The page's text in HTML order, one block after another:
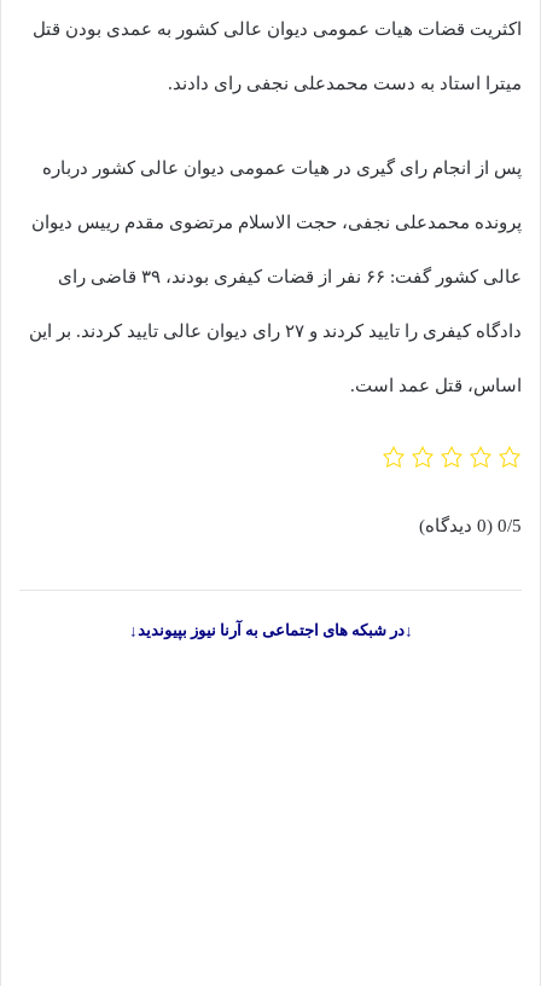
اکثریت قضات هیات عمومی دیوان عالی کشور به عمدی بودن قتل
میترا استاد به دست محمدعلی نجفی رای دادند.
پس از انجام رای گیری در هیات عمومی دیوان عالی کشور درباره
پرونده محمدعلی نجفی، حجت الاسلام مرتضوی مقدم رییس دیوان
عالی کشور گفت: ۶۶ نفر از قضات کیفری بودند، ۳۹ قاضی رای
دادگاه کیفری را تایید کردند و ۲۷ رای دیوان عالی تایید کردند. بر این
اساس، قتل عمد است.
0/5 (0 دیدگاه)
↓در شبکه های اجتماعی به آرنا نیوز بپیوندید↓